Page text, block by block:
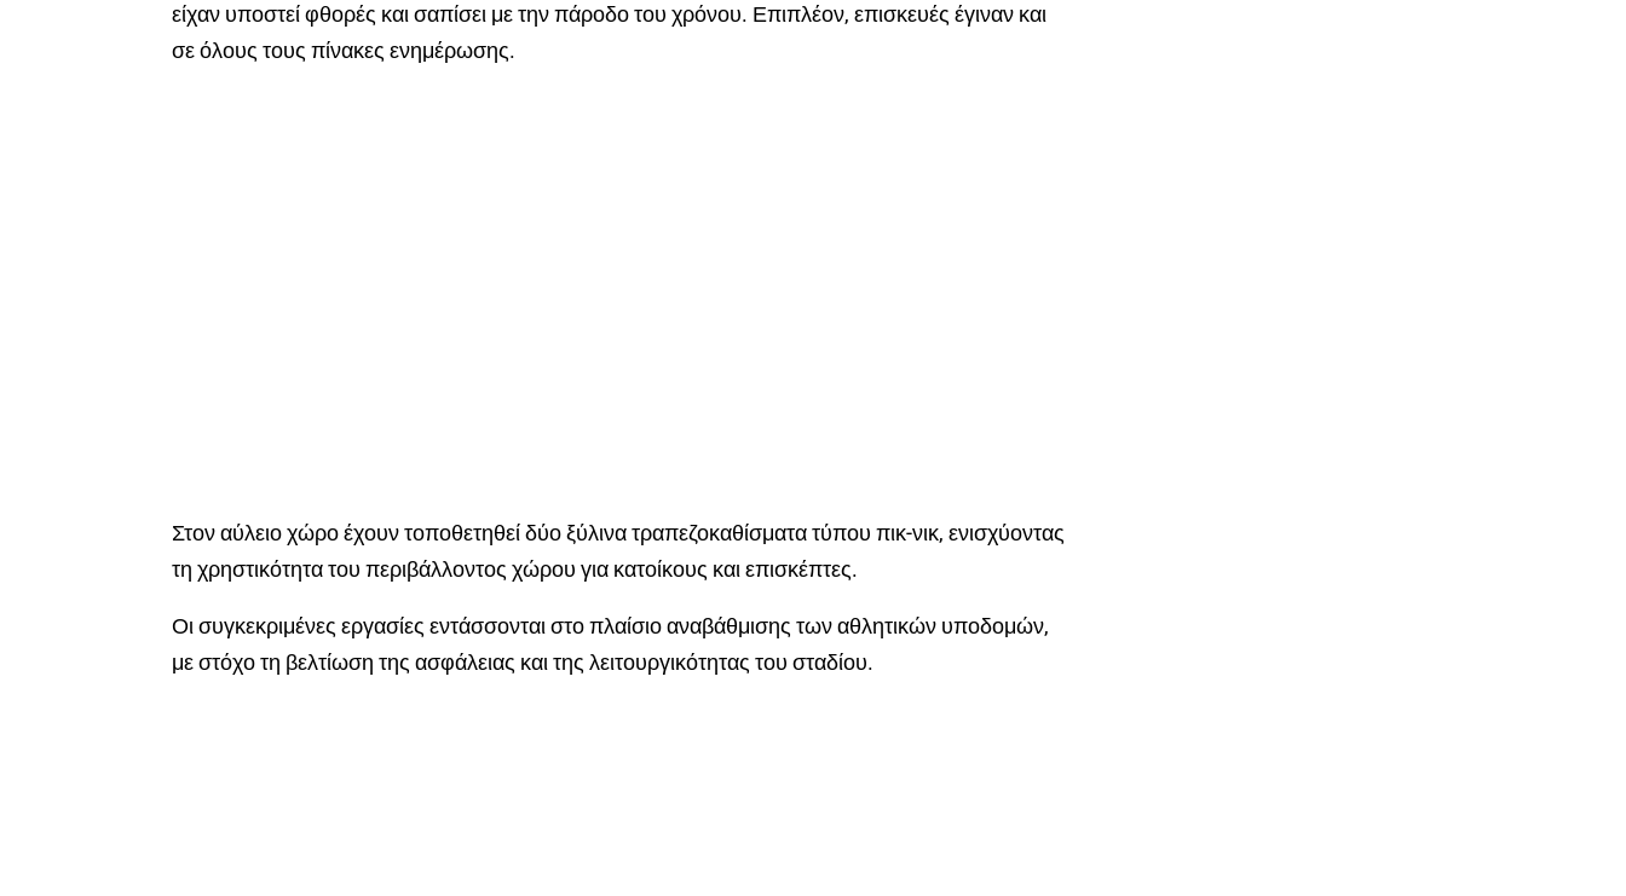
είχαν υποστεί φθορές και σαπίσει με την πάροδο του χρόνου. Επιπλέον, επισκευές έγιναν και
σε όλους τους πίνακες ενημέρωσης.
Στον αύλειο χώρο έχουν τοποθετηθεί δύο ξύλινα τραπεζοκαθίσματα τύπου πικ-νικ, ενισχύοντας
τη χρηστικότητα του περιβάλλοντος χώρου για κατοίκους και επισκέπτες.
Οι συγκεκριμένες εργασίες εντάσσονται στο πλαίσιο αναβάθμισης των αθλητικών υποδομών,
με στόχο τη βελτίωση της ασφάλειας και της λειτουργικότητας του σταδίου.